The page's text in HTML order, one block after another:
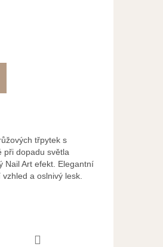
třpytek s
při dopadu světla
Nail Art efekt. Elegantní
a oslnivý lesk.